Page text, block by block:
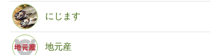
にじます
地元産